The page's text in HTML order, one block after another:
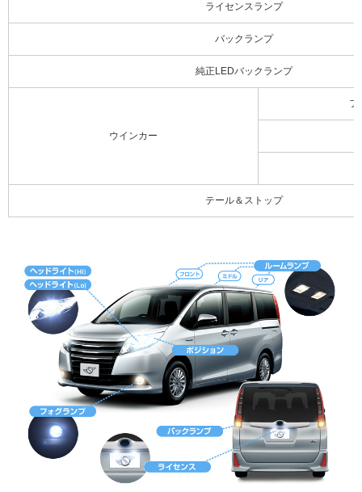
ライセンスランプ
バックランプ
純正LEDバックランプ
ウインカー
フ
テール＆ストップ